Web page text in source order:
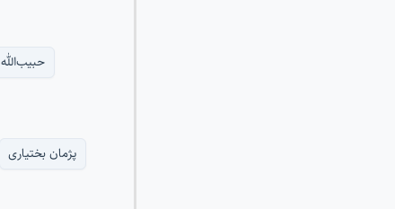
پژمان بختیاری